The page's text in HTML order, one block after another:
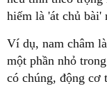
hiếm là 'át chủ bài'
Ví dụ, nam châm
một phần nhỏ
có chúng, động cơ